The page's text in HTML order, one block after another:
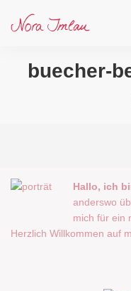
ÜBER NORA
SEARCH
buecher-
Hallo, ich
anderswo
mich für ein
Herzlich Willkommen auf